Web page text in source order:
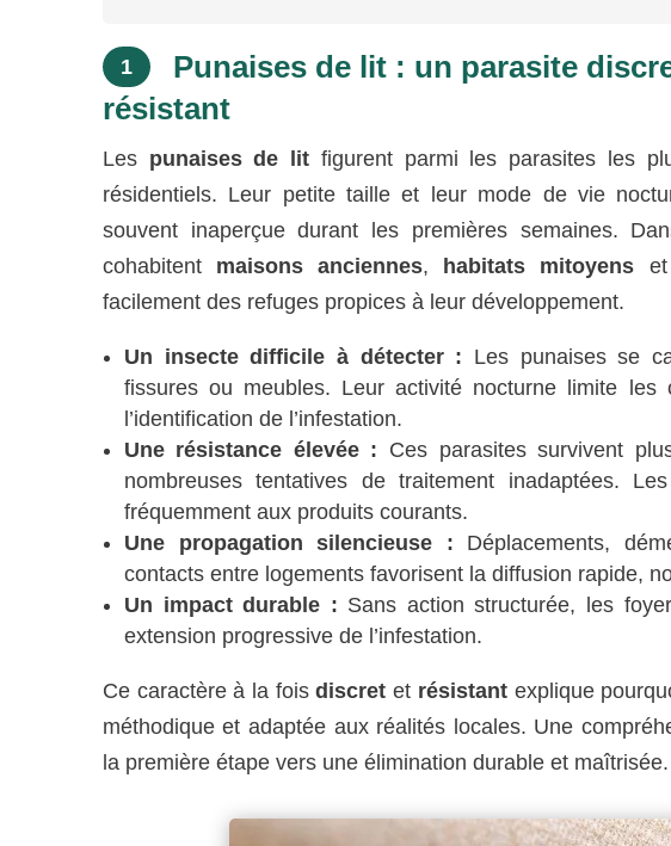
1
Punaises de lit : un parasite
résistant
Les punaises de lit figurent parmi les parasites les
résidentiels. Leur petite taille et leur mode de vie
souvent inaperçue durant les premières semaines.
cohabitent maisons anciennes, habitats mitoyens et
facilement des refuges propices à leur développement.
Un insecte difficile à détecter : Les punaises se
fissures ou meubles. Leur activité nocturne limite
l’identification de l’infestation.
Une résistance élevée : Ces parasites survivent
nombreuses tentatives de traitement inadaptées.
fréquemment aux produits courants.
Une propagation silencieuse : Déplacements,
contacts entre logements favorisent la diffusion rapide,
Un impact durable : Sans action structurée, les
extension progressive de l’infestation.
Ce caractère à la foisdiscret et résistantexplique
méthodique et adaptée aux réalités locales. Une
la première étape vers une élimination durable et maîtrisée.